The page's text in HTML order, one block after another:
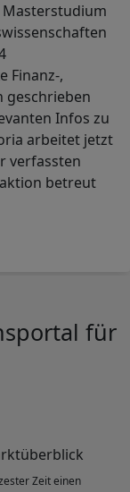
Finanz-,
geschrieben
Infos zu
arbeitet jetzt
verfassten
betreut
für
Zeit einen